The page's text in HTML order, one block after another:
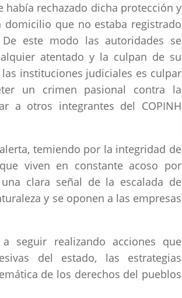
había rechazado dicha protección y
que no estaba registrado
este modo las autoridades se
atentado y la culpan de su
instituciones judiciales es culpar
un crimen pasional contra la
a otros integrantes del COPINH
temiendo por la integridad de
viven en constante acoso por
clara señal de la escalada de
y se oponen a las empresas
seguir realizando acciones que
del estado, las estrategias
de los derechos del pueblos